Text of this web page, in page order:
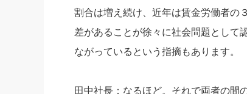
割合は増え続け、近年は賃金労働者の
差があることが徐々に社会問題として
ながっているという指摘もあります。
田中社長：なるほど。それで両者の間